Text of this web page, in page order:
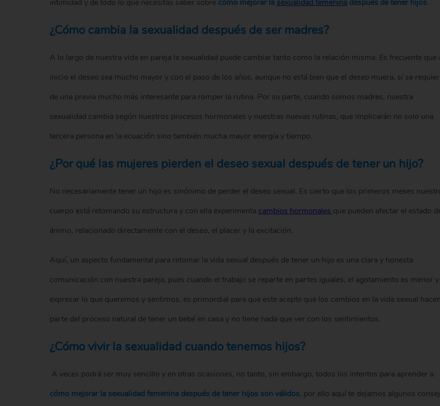
intimidad y de todo lo que necesitas saber sobre cómo mejorar la sexualidad femeninadespués de tener hijos.
¿Cómo cambia la sexualidad después de ser madres?
A lo largo de nuestra vida en pareja la sexualidad puede cambiar tanto como la relación misma. Es frecuente que
inicio el deseo sea mucho mayor y con el paso de los años, aunque no está bien que el deseo muera, sí se
de una previa mucho más interesante para romper la rutina. Por su parte, cuando somos madres, nuestra
sexualidad cambia según nuestros procesos hormonales y nuestras nuevas rutinas, que implicarán no solo una
tercera persona en la ecuación sino también mucha mayor energía y tiempo.
¿Por qué las mujeres pierden el deseo sexual después de tener un hijo?
No necesariamente tener un hijo es sinónimo de perder el deseo sexual. Es cierto que los primeros meses
cuerpo está retomando su estructura y con ella experimenta cambios hormonales que pueden afectar el estado
ánimo, relacionado directamente con el deseo, el placer y la excitación.
Aquí, un aspecto fundamental para retomar la vida sexual después de tener un hijo es una clara y honesta
comunicación con nuestra pareja, pues cuando el trabajo se reparte en partes iguales, el agotamiento es menor y
expresar lo que queremos y sentimos, es primordial para que este acepte que los cambios en la vida sexual hacen
parte del proceso natural de tener un bebé en casa y no tiene nada que ver con los sentimientos.
¿Cómo vivir la sexualidad cuando tenemos hijos?
A veces podrá ser muy sencillo y en otras ocasiones, no tanto, sin embargo, todos los intentos para aprender a
cómo mejorar la sexualidad femenina después de tener hijos son válidos, por ello aquí te dejamos algunos